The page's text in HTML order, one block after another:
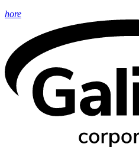
hore